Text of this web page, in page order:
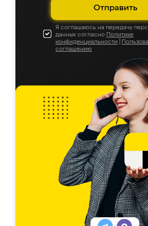
Отправить
Я соглашаюсь на передачу
данных согласно Политике
конфиденциальности
соглашению